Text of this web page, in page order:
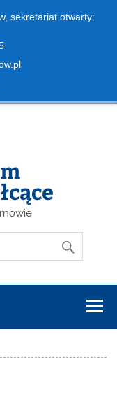
sekretariat otwarty: